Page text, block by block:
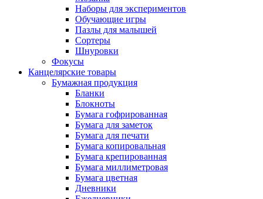
Наборы для экспериментов
Обучающие игры
Пазлы для малышей
Сортеры
Шнуровки
Фокусы
Канцелярские товары
Бумажная продукция
Бланки
Блокноты
Бумага гофрированная
Бумага для заметок
Бумага для печати
Бумага копировальная
Бумага крепированная
Бумага миллиметровая
Бумага цветная
Дневники